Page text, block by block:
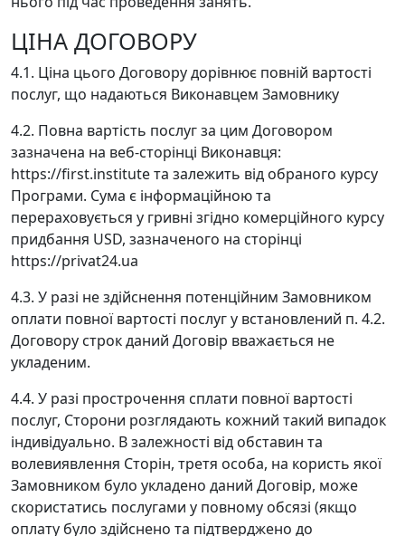
ЦІНА ДОГОВОРУ
4.1. Ціна цього Договору дорівнює повній вартості
послуг, що надаються Виконавцем Замовнику
4.2. Повна вартість послуг за цим Договором
зазначена на веб-сторінці Виконавця:
https://first.institute та залежить від обраного курсу
Програми. Сума є інформаційною та
перераховується у гривні згідно комерційного курсу
придбання USD, зазначеного на сторінці
https://privat24.ua
4.3. У разі не здійснення потенційним Замовником
оплати повної вартості послуг у встановлений п. 4.2.
Договору строк даний Договір вважається не
укладеним.
4.4. У разі прострочення сплати повної вартості
послуг, Сторони розглядають кожний такий випадок
індивідуально. В залежності від обставин та
волевиявлення Сторін, третя особа, на користь якої
Замовником було укладено даний Договір, може
скористатись послугами у повному обсязі (якщо
оплату було здійснено та підтверджено до